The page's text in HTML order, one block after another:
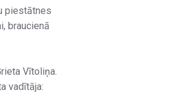
piestātnes
braucienā
Vītoliņa.
vadītāja: